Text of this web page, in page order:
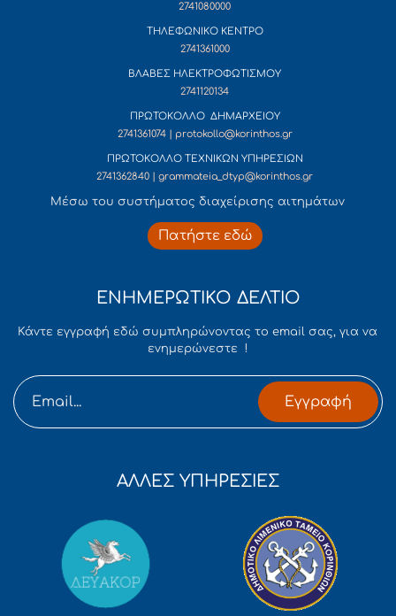
2741080000
ΤΗΛΕΦΩΝΙΚΟ ΚΕΝΤΡΟ
2741361000
ΒΛΑΒΕΣ ΗΛΕΚΤΡΟΦΩΤΙΣΜΟΥ
2741120134
ΠΡΩΤΟΚΟΛΛΟ ΔΗΜΑΡΧΕΙΟΥ
2741361074 | protokollo@korinthos.gr
ΠΡΩΤΟΚΟΛΛΟ ΤΕΧΝΙΚΩΝ ΥΠΗΡΕΣΙΩΝ
2741362840 | grammateia_dtyp@korinthos.gr
Mέσω του συστήματος διαχείρισης αιτημάτων
Πατήστε εδώ
ΕΝΗΜΕΡΩΤΙΚΟ ΔΕΛΤΙΟ
Κάντε εγγραφή εδώ συμπληρώνοντας το email σας, για να
ενημερώνεστε !
Εγγραφή
ΑΛΛΕΣ ΥΠΗΡΕΣΙΕΣ